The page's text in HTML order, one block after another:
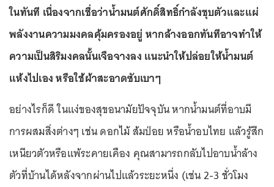
ในทันที เนื่องจากเชื่อว่าน้ำมนต์ศักดิ์สิทธิ์กำลังชุบตัวและแผ่
พลังงานความมงคลคุ้มครองอยู่ หากล้างออกทันทีอาจทำให้
ความเป็นสิริมงคลนั้นเจือจางลง แนะนำให้ปล่อยให้น้ำมนต์
แห้งไปเอง หรือใช้ผ้าสะอาดซับเบาๆ
อย่างไรก็ดี ในแง่ของสุขอนามัยปัจจุบัน หากน้ำมนต์ที่อาบมี
การผสมสิ่งต่างๆ เช่น ดอกไม้ ส้มป่อย หรือน้ำอบไทย แล้วรู้สึก
เหนียวตัวหรือแพ้ระคายเคือง คุณสามารถกลับไปอาบน้ำล้าง
ตัวที่บ้านได้หลังจากผ่านไปแล้วระยะหนึ่ง (เช่น 2-3 ชั่วโมง